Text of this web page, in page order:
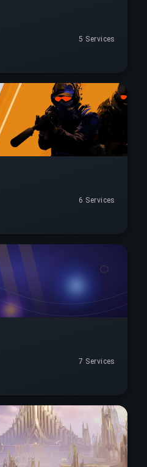
5 Services
6 Services
7 Services